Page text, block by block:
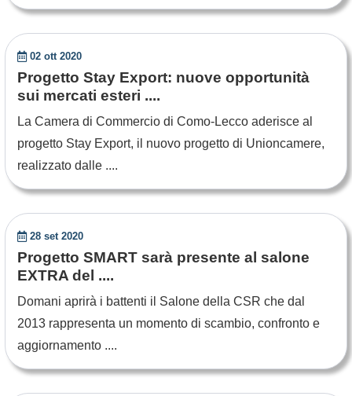
02 ott 2020
Progetto Stay Export: nuove opportunità
sui mercati esteri ....
La Camera di Commercio di Como-Lecco aderisce al
progetto Stay Export, il nuovo progetto di Unioncamere,
realizzato dalle ....
28 set 2020
Progetto SMART sarà presente al salone
EXTRA del ....
Domani aprirà i battenti il Salone della CSR che dal
2013 rappresenta un momento di scambio, confronto e
aggiornamento ....